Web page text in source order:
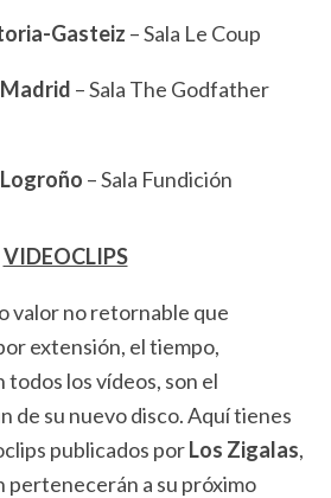
Gasteiz – Sala Le Coup
Madrid – Sala The Godfather
Logroño – Sala Fundición
VIDEOCLIPS
valor no retornable que
extensión, el tiempo,
los vídeos, son el
de su nuevo disco. Aquí tienes
publicados porLos Zigalas,
pertenecerán a su próximo